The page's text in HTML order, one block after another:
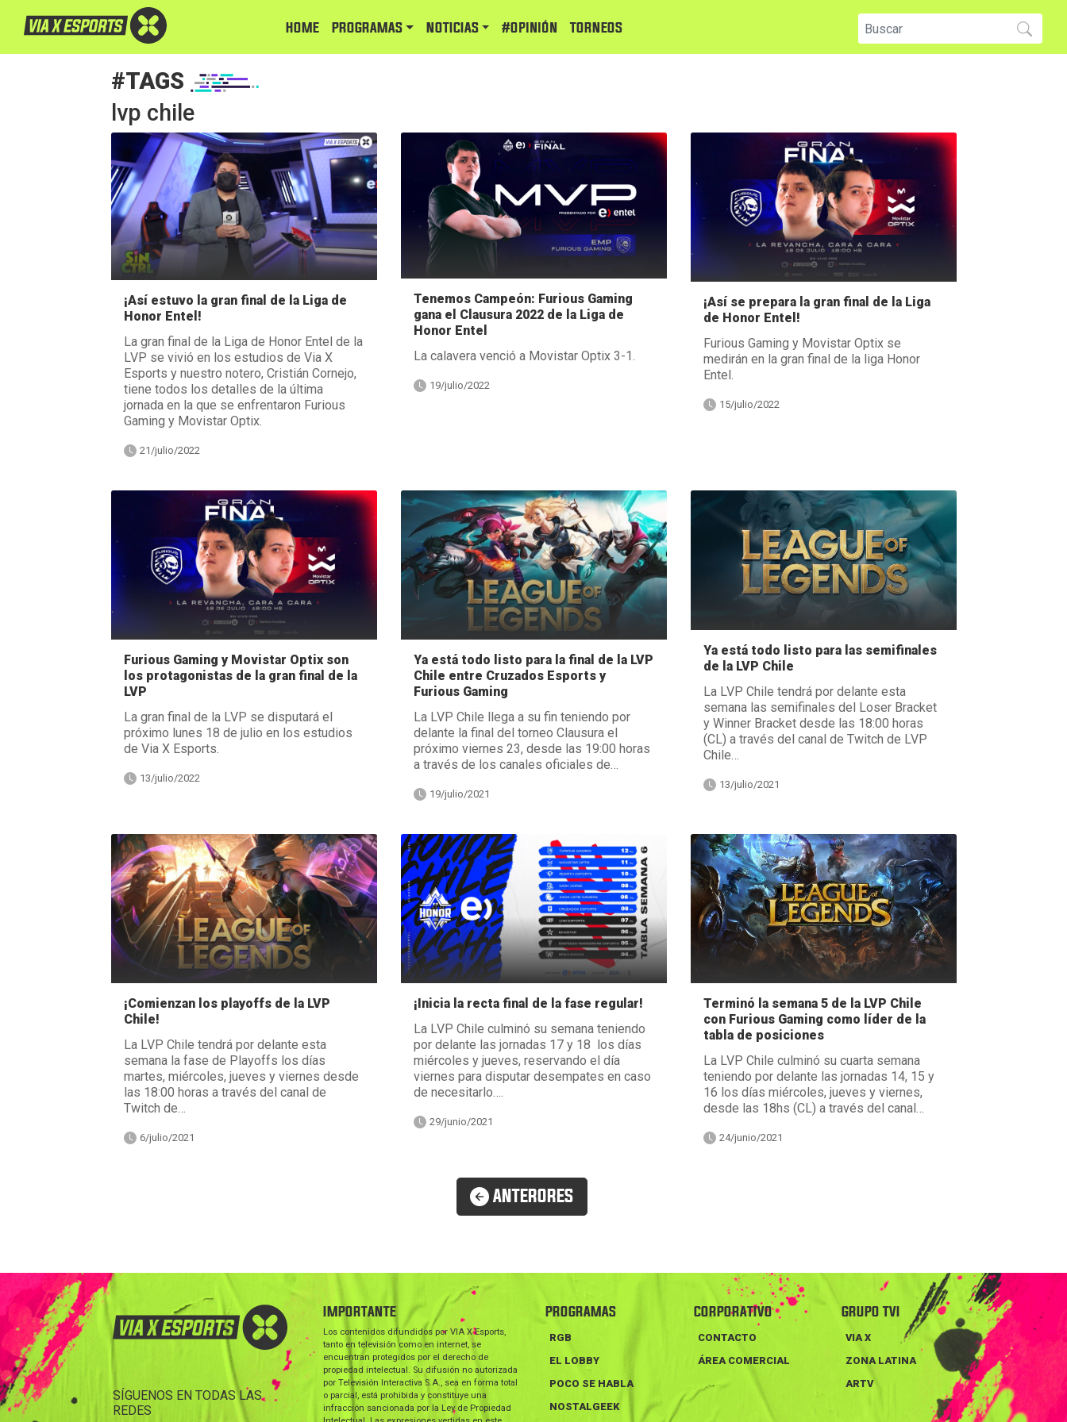
HOME PROGRAMAS NOTICIAS #Opinión TORNEOS
#TAGS
lvp chile
¡Así estuvo la gran final de la Liga de
Honor Entel!
La gran final de la Liga de Honor Entel de la
LVP se vivió en los estudios de Via X
Esports y nuestro notero, Cristián Cornejo,
tiene todos los detalles de la última
jornada en la que se enfrentaron Furious
Gaming y Movistar Optix.
21/julio/2022
Tenemos Campeón: Furious Gaming
gana el Clausura 2022 de la Liga de
Honor Entel
La calavera venció a Movistar Optix 3-1.
19/julio/2022
¡Así se prepara la gran final de la Liga
de Honor Entel!
Furious Gaming y Movistar Optix se
medirán en la gran final de la liga Honor
Entel.
15/julio/2022
Furious Gaming y Movistar Optix son
los protagonistas de la gran final de la
LVP
La gran final de la LVP se disputará el
próximo lunes 18 de julio en los estudios
de Via X Esports.
13/julio/2022
Ya está todo listo para la final de la LVP
Chile entre Cruzados Esports y
Furious Gaming
La LVP Chile llega a su fin teniendo por
delante la final del torneo Clausura el
próximo viernes 23, desde las 19:00 horas
a través de los canales oficiales de…
19/julio/2021
Ya está todo listo para las semifinales
de la LVP Chile
La LVP Chile tendrá por delante esta
semana las semifinales del Loser Bracket
y Winner Bracket desde las 18:00 horas
(CL) a través del canal de Twitch de LVP
Chile…
13/julio/2021
¡Comienzan los playoffs de la LVP
Chile!
La LVP Chile tendrá por delante esta
semana la fase de Playoffs los días
martes, miércoles, jueves y viernes desde
las 18:00 horas a través del canal de
Twitch de…
6/julio/2021
¡Inicia la recta final de la fase regular!
La LVP Chile culminó su semana teniendo
por delante las jornadas 17 y 18 los días
miércoles y jueves, reservando el día
viernes para disputar desempates en caso
de necesitarlo….
29/junio/2021
Terminó la semana 5 de la LVP Chile
con Furious Gaming como líder de la
tabla de posiciones
La LVP Chile culminó su cuarta semana
teniendo por delante las jornadas 14, 15 y
16 los días miércoles, jueves y viernes,
desde las 18hs (CL) a través del canal…
24/junio/2021
ANTERORES
SÍGUENOS EN TODAS LAS
REDES
IMPORTANTE
Los contenidos difundidos por VIA X Esports,
tanto en televisión como en internet, se
encuentran protegidos por el derecho de
propiedad intelectual. Su difusión no autorizada
por Televisión Interactiva S.A., sea en forma total
o parcial, está prohibida y constituye una
infracción sancionada por la Ley de Propiedad
PROGRAMAS
RGB
EL LOBBY
POCO SE HABLA
NOSTALGEEK
CORPORATIVO
CONTACTO
ÁREA COMERCIAL
GRUPO TVI
VIA X
ZONA LATINA
ARTV